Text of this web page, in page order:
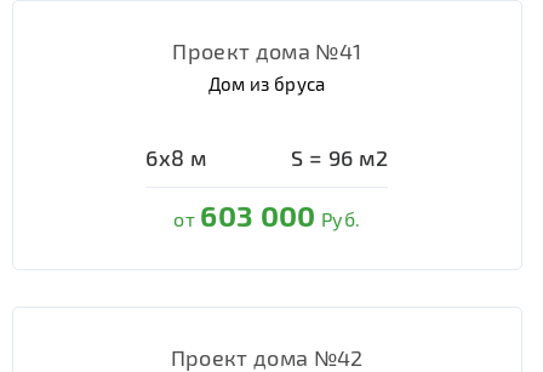
Проект дома №41
Дом из бруса
6х8 м S = 96 м2
от 603 000 Руб.
Проект дома №42